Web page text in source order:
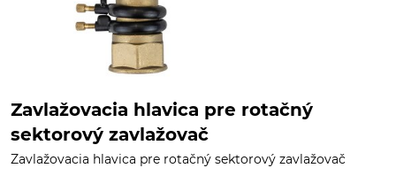
Zavlažovacia hlavica pre rotačný
sektorový zavlažovač
Zavlažovacia hlavica pre rotačný sektorový zavlažovač